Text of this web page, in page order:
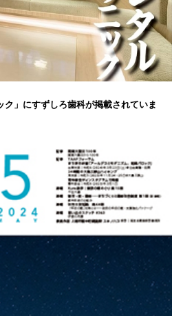
」にすずしろ歯科が掲載されていま